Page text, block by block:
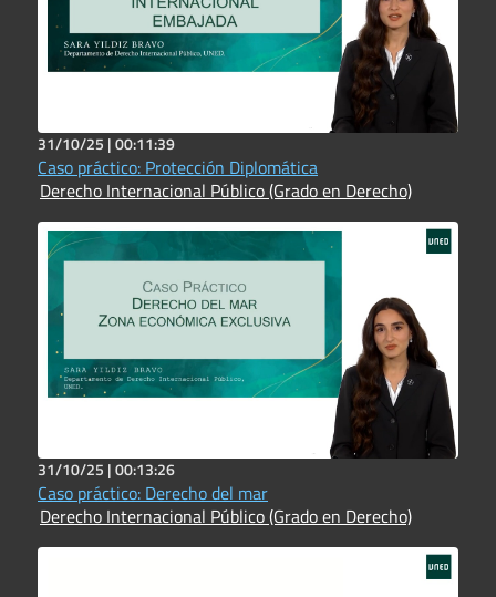
31/10/25 |00:11:39
Caso práctico: Protección Diplomática
Derecho Internacional Público (Grado en Derecho)
31/10/25 |00:13:26
Caso práctico: Derecho del mar
Derecho Internacional Público (Grado en Derecho)